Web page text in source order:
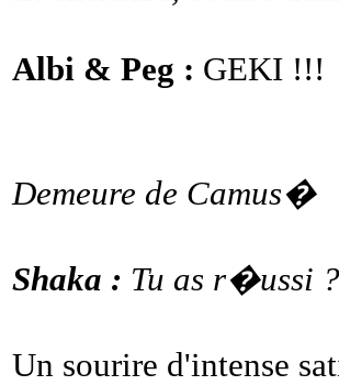
Albi & Peg : GEKI !!!
Demeure de Camus�
Shaka : Tu as r�ussi
Un sourire d'intense